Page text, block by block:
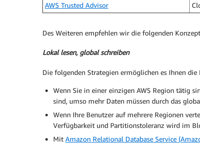
AWS Trusted Advisor
Des Weiteren empfehlen wir die folgenden
Lokal lesen, global schreiben
Die folgenden Strategien ermöglichen es Ihnen
Wenn Sie in einer einzigen AWS Region tätig
sind, umso mehr Daten müssen durch das
Wenn Ihre Benutzer auf mehrere Regionen
Verfügbarkeit und Partitionstoleranz wird im
Mit Amazon Relational Database Service